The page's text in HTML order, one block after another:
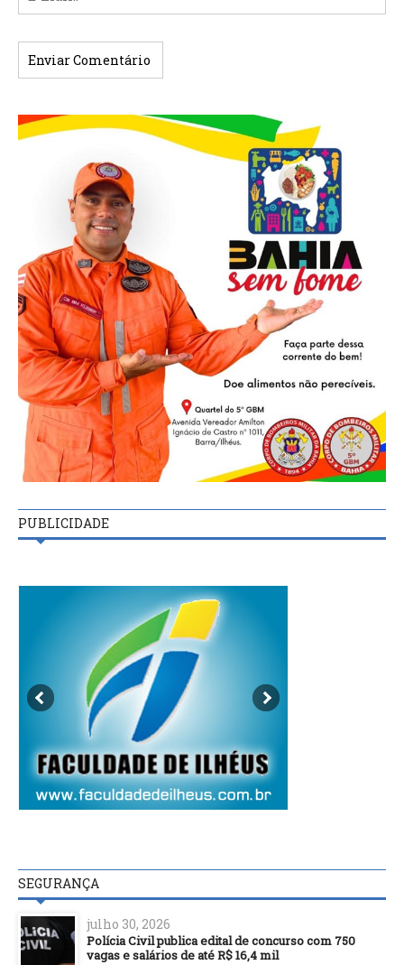
PUBLICIDADE
SEGURANÇA
julho 30, 2026
Polícia Civil publica edital de concurso com 750
vagas e salários de até R$ 16,4 mil